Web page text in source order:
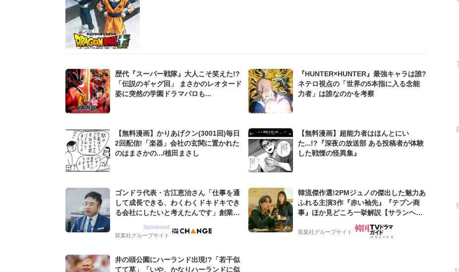
歴代『スーパー戦隊』大人こそ笑えた!?
「伝説のギャグ回」 まさかのレオタード
姿に突然の学園ドラマパロも...
『HUNTER×HUNTER』最強キャラは誰?
ネテロ視点の「世界の5本指に入る念能
力者」は誰なのかを考察
【無料漫画】かりあげクン(3001回)毎日
2回配信!「楽器」会社の玄関に置かれた
のはまさかの.../植田まさし
【無料漫画】超能力者はほんとにい
た...!?『深夜の放送部 ある投稿者が体験
した戦慄の怪異集』
ゴンドラ代表・古江恵治さん「仕事を通
して成長できる、わくわくドキドキでき
る会社にしたいと考えたんです」創業来
グ会社のアイデンティティ
Sponsored
双葉社グループサイト
韓流傑作選!2PMジュノの傑出した魅力あ
ふれる主演3作『赤い袖先』『テプン商
事』ほか見どころ一挙解説【サランヘジ
双葉社グループサイト
井の頭公園にハーランド出現!?「若干似
てて草」「いや、かなりハーランドに似